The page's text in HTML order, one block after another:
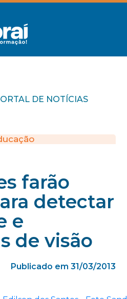
DE NOTÍCIAS
farão
detectar
e
de visão
Publicado em 31/03/2013